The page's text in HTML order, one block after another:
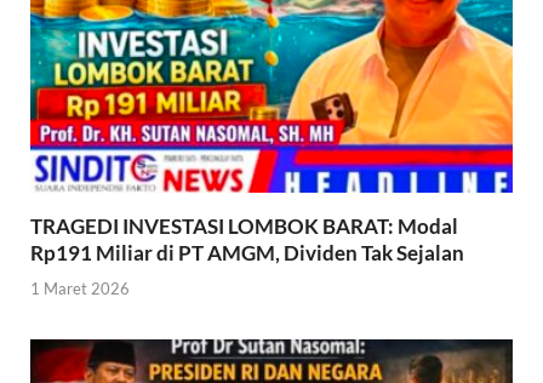
TRAGEDI INVESTASI LOMBOK BARAT: Modal
Rp191 Miliar di PT AMGM, Dividen Tak Sejalan
1 Maret 2026